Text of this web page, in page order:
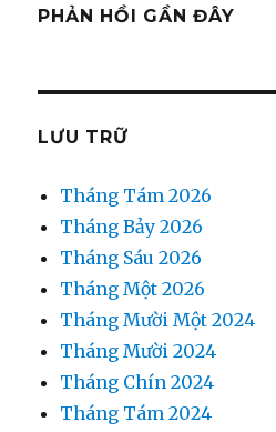
PHẢN HỒI GẦN ĐÂY
LƯU TRỮ
Tháng Tám 2026
Tháng Bảy 2026
Tháng Sáu 2026
Tháng Một 2026
Tháng Mười Một 2024
Tháng Mười 2024
Tháng Chín 2024
Tháng Tám 2024